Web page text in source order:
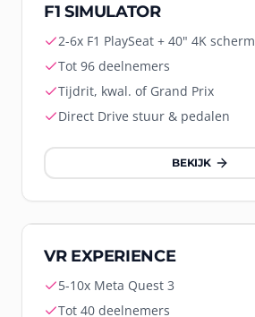
F1 SIMULATOR
2-6x F1 PlaySeat + 40" 4K scherm
Tot 96 deelnemers
Tijdrit, kwal. of Grand Prix
Direct Drive stuur & pedalen
BEKIJK
VR EXPERIENCE
5-10x Meta Quest 3
Tot 40 deelnemers